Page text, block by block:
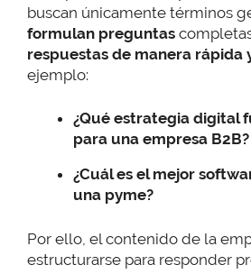
buscan únicamente términos
formulan preguntas
respuestas de manera rápida
ejemplo:
¿Qué estrategia digital
para una empresa B2B?
¿Cuál es el mejor
una pyme?
Por ello, el contenido de la
estructurarse para responder